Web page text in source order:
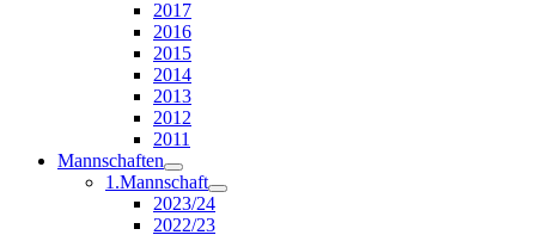
2017
2016
2015
2014
2013
2012
2011
Mannschaften
1.Mannschaft
2023/24
2022/23